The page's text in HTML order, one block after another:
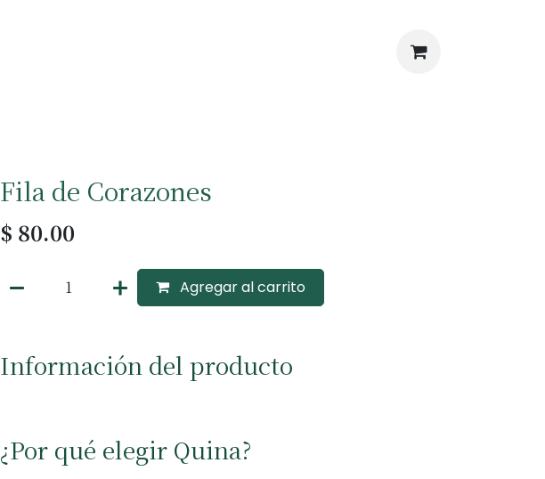
Fila de Corazones
$ 80.00
Agregar al carrito
Información del producto
¿Por qué elegir Quina?